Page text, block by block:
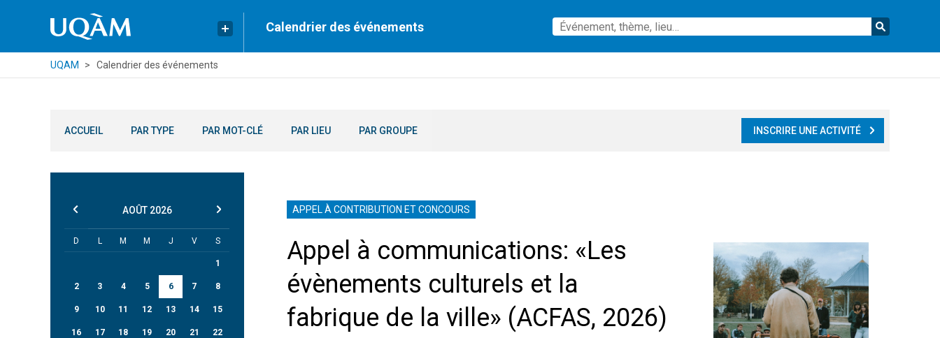
Calendrier des événements
UQAM Calendrier des événements
ACCUEIL PAR TYPE PAR MOT-CLÉ PAR LIEU PAR GROUPE INSCRIRE UNE ACTIVITÉ
APPEL À CONTRIBUTION ET CONCOURS
Appel à communications: «Les
évènements culturels et la
fabrique de la ville» (ACFAS, 2026)
AOÛT 2026
D L M M J V S
1
2 3 4 5 6 7 8
9 10 11 12 13 14 15
16 17 18 19 20 21 22